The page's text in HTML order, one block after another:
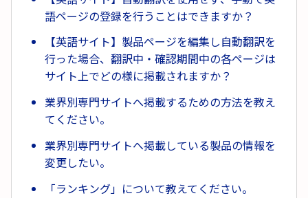
語ページの登録を行うことはできますか？
【英語サイト】製品ページを編集し自動翻訳を
行った場合、翻訳中・確認期間中の各ページは
サイト上でどの様に掲載されますか？
業界別専門サイトへ掲載するための方法を教え
てください。
業界別専門サイトへ掲載している製品の情報を
変更したい。
「ランキング」について教えてください。